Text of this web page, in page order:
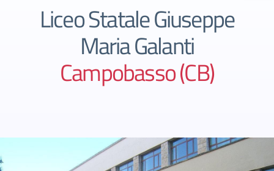
Liceo Statale Giuseppe
Maria Galanti
Campobasso (CB)